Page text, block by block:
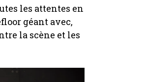
les attentes en
géant avec,
la scène et les